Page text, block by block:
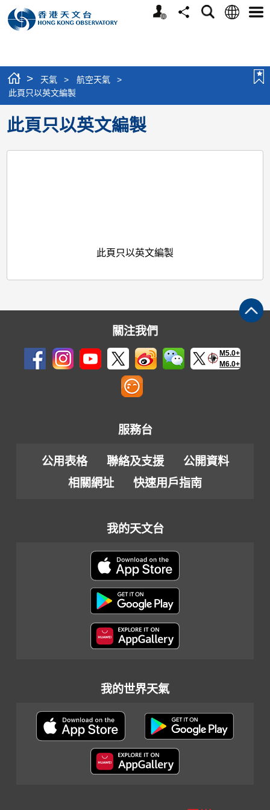
個
分
搜
語
選
> 天氣 > 航空天氣
>
此頁只以英文編製
此頁只以英文編製
此頁只以英文編製
關注我們
M5.0+
M6.0+
服務台
公用表格 聯絡及支援
公開資料
相關網址
快速用戶指南
我的天文台
我的世界天氣